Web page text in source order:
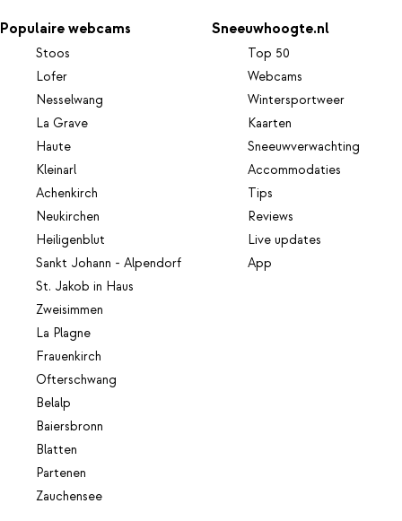
Populaire webcams
Stoos
Lofer
Nesselwang
La Grave
Haute
Kleinarl
Achenkirch
Neukirchen
Heiligenblut
Sankt Johann - Alpendorf
St. Jakob in Haus
Zweisimmen
La Plagne
Frauenkirch
Ofterschwang
Belalp
Baiersbronn
Blatten
Partenen
Zauchensee
Sneeuwhoogte.nl
Top 50
Webcams
Wintersportweer
Kaarten
Sneeuwverwachting
Accommodaties
Tips
Reviews
Live updates
App